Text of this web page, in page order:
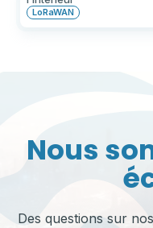
LoRaWAN
Nous
Des questions sur